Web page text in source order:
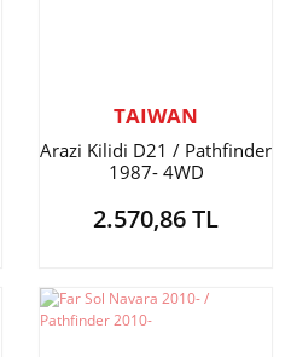
TAIWAN
Arazi Kilidi D21 / Pathfinder
1987- 4WD
2.570,86 TL